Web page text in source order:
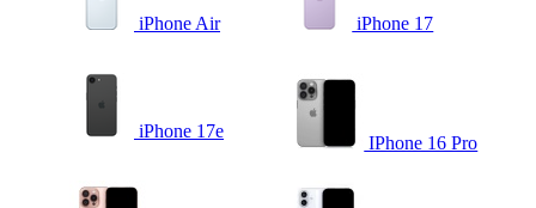
iPhone Air iPhone 17
iPhone 17e
IPhone 16 Pro